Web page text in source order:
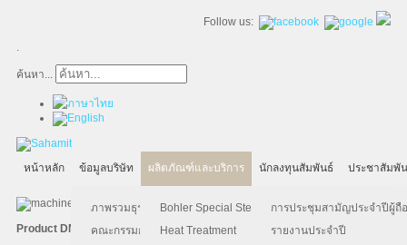
Follow us:
.
ค้นหา...
หน้าหลัก ข้อมูลบริษัท
ภาพรวมธุรกิจ
คณะกรรมการบริษัท
ผลิตภัณฑ์และบริการ
Bohler Special Steel
Heat Treatment
นักลงทุนสัมพันธ์
การประชุมสามัญประจำปีผู้ถื
รายงานประจำปี
ประชาสัมพั
Product DNE Fiber Laser Machine